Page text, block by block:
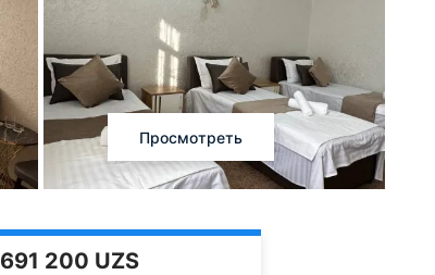
Просмотреть
691 200 UZS